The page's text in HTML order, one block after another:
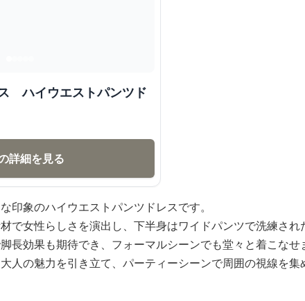
ハイウエストパンツド
詳細を見る
印象のハイウエストパンツドレスです。
で女性らしさを演出し、下半身はワイドパンツで洗練され
長効果も期待でき、フォーマルシーンでも堂々と着こなせ
人の魅力を引き立て、パーティーシーンで周囲の視線を集